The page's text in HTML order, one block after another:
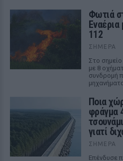
Φωτιά
112
ΣΉΜΕΡΑ
Στο
με 8
συνδρομή
Ποια
φράγμα
γιατί
ΣΉΜΕΡΑ
Επένδυσε